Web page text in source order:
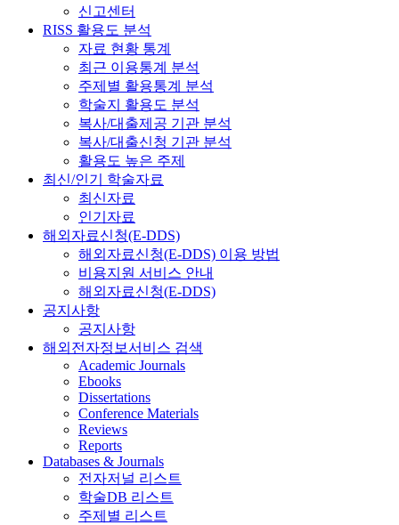
신고센터
RISS 활용도 분석
자료 현황 통계
최근 이용통계 분석
주제별 활용통계 분석
학술지 활용도 분석
복사/대출제공 기관 분석
복사/대출신청 기관 분석
활용도 높은 주제
최신/인기 학술자료
최신자료
인기자료
해외자료신청(E-DDS)
해외자료신청(E-DDS) 이용 방법
비용지원 서비스 안내
해외자료신청(E-DDS)
공지사항
공지사항
해외전자정보서비스 검색
Academic Journals
Ebooks
Dissertations
Conference Materials
Reviews
Reports
Databases & Journals
전자저널 리스트
학술DB 리스트
주제별 리스트